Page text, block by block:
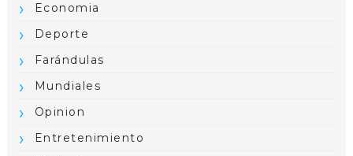
Economia
Deporte
Farándulas
Mundiales
Opinion
Entretenimiento